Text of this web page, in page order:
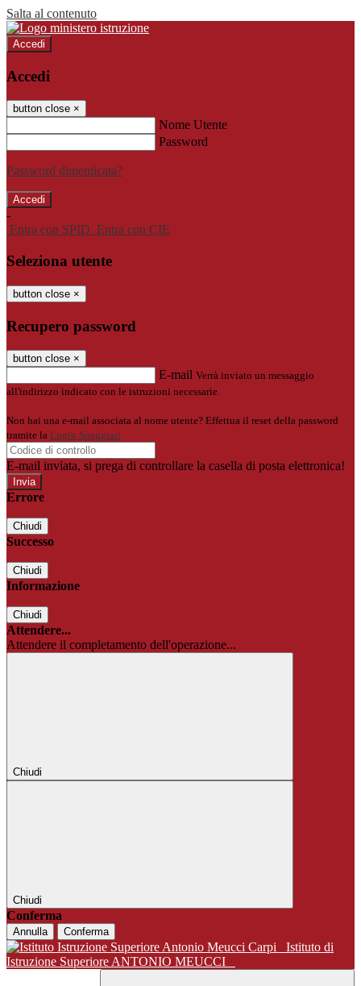
Salta al contenuto
Accedi
Accedi
button close ×
Nome Utente
Password
Password dimenticata?
-
Entra con SPID Entra con CIE
Seleziona utente
button close ×
Recupero password
button close ×
E-mail Verrà inviato un messaggio
all'indirizzo indicato con le istruzioni necessarie.
Non hai una e-mail associata al nome utente? Effettua il reset della password
tramite la Login Spaggiari
E-mail inviata, si prega di controllare la casella di posta elettronica!
Errore
Chiudi
Successo
Chiudi
Informazione
Chiudi
Attendere...
Attendere il completamento dell'operazione...
Chiudi
Chiudi
Conferma
Annulla Conferma
Istituto di
Istruzione Superiore ANTONIO MEUCCI